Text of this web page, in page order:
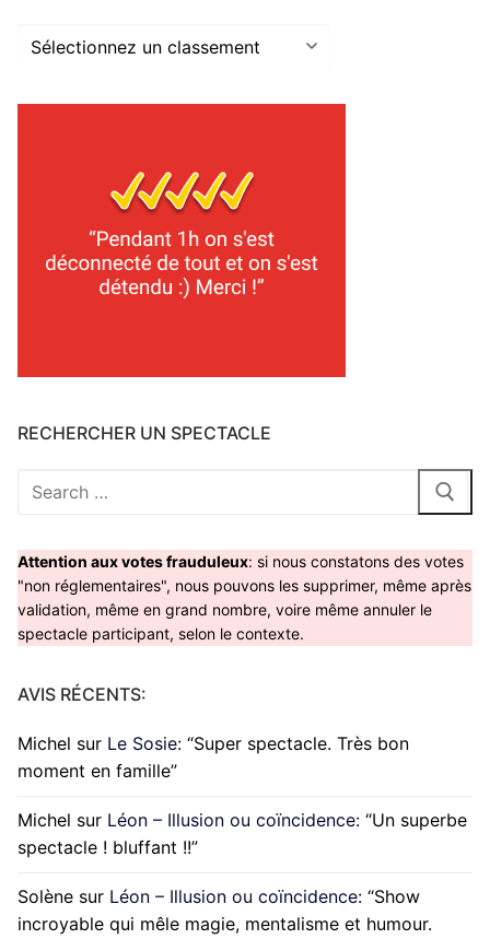
Les
RECHERCHER UN SPECTACLE
Rechercher
Attention aux votes frauduleux: si nous constatons des votes
"non réglementaires", nous pouvons les supprimer, même après
validation, même en grand nombre, voire même annuler le
spectacle participant, selon le contexte.
AVIS RÉCENTS:
Michel sur Le Sosie: “Super spectacle. Très bon
moment en famille”
Michel sur Léon – Illusion ou coïncidence: “Un superbe
spectacle ! bluffant !!”
Solène sur Léon – Illusion ou coïncidence: “Show
incroyable qui mêle magie, mentalisme et humour.